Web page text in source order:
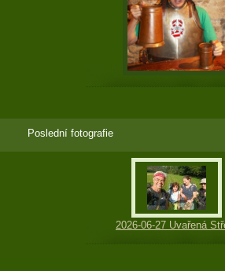
Poslední fotografie
2026-06-27 Uvařená